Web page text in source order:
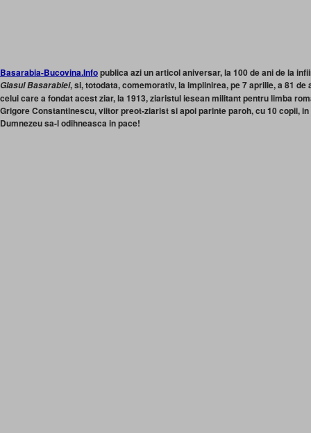
Basarabia-Bucovina.Infopublica azi un articol aniversar, la 100 de ani de la
Glasul Basarabiei, si, totodata, comemorativ, la implinirea, pe 7 aprilie, a 81 de
celui care a fondat acest ziar, la 1913, ziaristul iesean militant pentru limba
Grigore Constantinescu, viitor preot-ziarist si apoi parinte paroh, cu 10 copii,
Dumnezeu sa-l odihneasca in pace!